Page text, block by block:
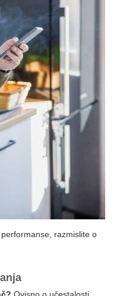
razmislite o